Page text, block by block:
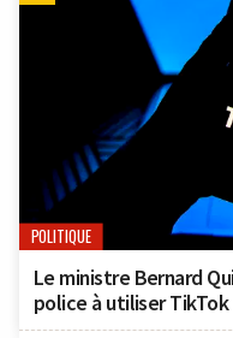
POLITIQUE
Le ministre Bernard
police à utiliser TikTok